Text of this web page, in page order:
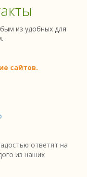
из удобных для
сайтов.
ответят на
из наших